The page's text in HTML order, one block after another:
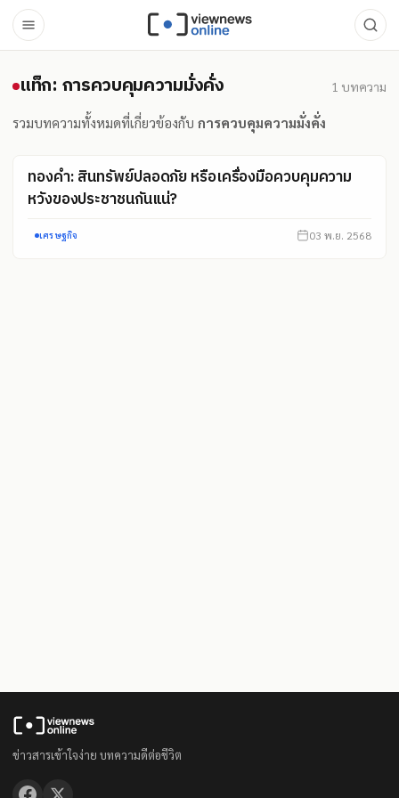
แท็ก: การควบคุมความมั่งคั่ง
แท็ก: การควบคุมความมั่งคั่ง 1 บทความ
รวมบทความทั้งหมดที่เกี่ยวข้องกับ การควบคุมความมั่งคั่ง
ทองคำ: สินทรัพย์ปลอดภัย หรือเครื่องมือควบคุมความ
หวังของประชาชนกันแน่?
เศรษฐกิจ 03 พ.ย. 2568
ข่าวสารเข้าใจง่าย บทความดีต่อชีวิต